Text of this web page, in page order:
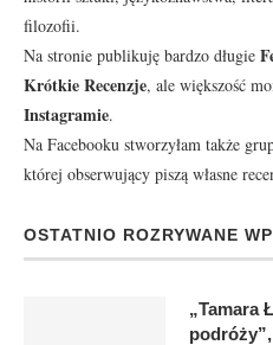
filozofii.
Na stronie publikuję bardzo długie
Krótkie Recenzje, ale większość
Instagramie.
Na Facebooku stworzyłam także
której obserwujący piszą własne
OSTATNIO ROZRYWANE
„Tamara